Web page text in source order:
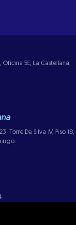
5E, La Castellana,
Torre Da Silva IV, Piso 18,